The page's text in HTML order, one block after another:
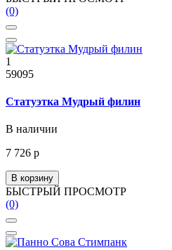
(0)
1
59095
Статуэтка Мудрый филин
В наличии
7 726 р
В корзину
БЫСТРЫЙ ПРОСМОТР
(0)